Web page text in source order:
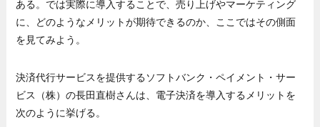
ある。では実際に導入することで、売り上げやマーケティング
に、どのようなメリットが期待できるのか、ここではその側面
を見てみよう。
決済代行サービスを提供するソフトバンク・ペイメント・サー
ビス（株）の長田直樹さんは、電子決済を導入するメリットを
次のように挙げる。